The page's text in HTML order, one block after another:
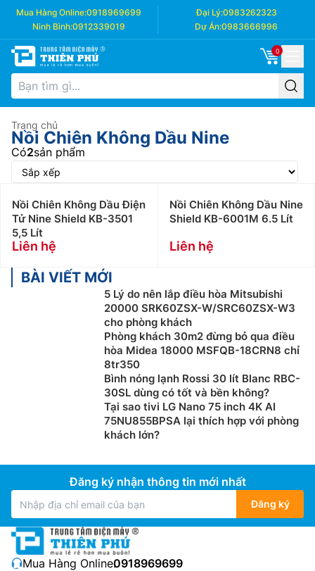
Mua Hàng Online:0918969699 Đại Lý:0983262323
Ninh Bình:0912339019 Dự Án:0983666996
0
Trang chủ
Nồi Chiên Không Dầu Nine
Có2sản phẩm
Nồi Chiên Không Dầu Điện
Tử Nine Shield KB-3501
5,5 Lít
Liên hệ
Nồi Chiên Không Dầu Nine
Shield KB-6001M 6.5 Lít
Liên hệ
BÀI VIẾT MỚI
5 Lý do nên lắp điều hòa Mitsubishi
20000 SRK60ZSX-W/SRC60ZSX-W3
cho phòng khách
Phòng khách 30m2 đừng bỏ qua điều
hòa Midea 18000 MSFQB-18CRN8 chỉ
8tr350
Bình nóng lạnh Rossi 30 lít Blanc RBC-
30SL dùng có tốt và bền không?
Tại sao tivi LG Nano 75 inch 4K AI
75NU855BPSA lại thích hợp với phòng
khách lớn?
Đăng ký nhận thông tin mới nhất
Đăng ký
Mua Hàng Online:0918969699